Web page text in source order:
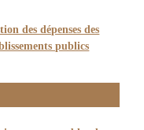
des dépenses des
publics